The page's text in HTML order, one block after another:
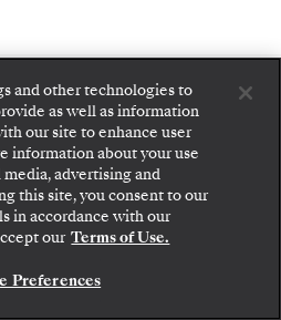
y revise las tarifas y los
de confirmar de forma
SU SUITE
and other technologies to
as well as information
our site to enhance user
information about your use
advertising and
this site, you consent to our
in accordance with our
our Terms of Use.
Preferences